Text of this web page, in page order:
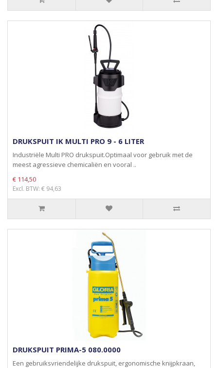
DRUKSPUIT IK MULTI PRO 9 - 6 LITER
Industriële Multi PRO drukspuit.Optimaal voor gebruik met de
meest agressieve chemicaliën en vooral ..
€ 114,50
Excl. BTW: € 94,63
DRUKSPUIT PRIMA-5 080.0000
Een gebruiksvriendelijke drukspuit, ergonomische knijpkraan,